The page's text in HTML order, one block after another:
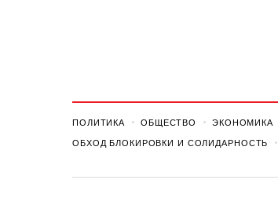
ПОЛИТИКА ОБЩЕСТВО ЭКОНОМИКА
ОБХОД БЛОКИРОВКИ И СОЛИДАРНОСТЬ